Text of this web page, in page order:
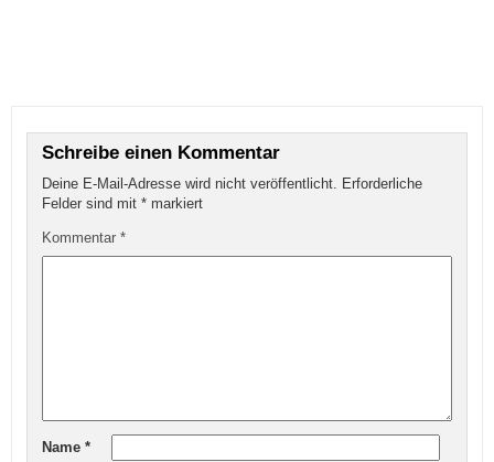
Schreibe einen Kommentar
Deine E-Mail-Adresse wird nicht veröffentlicht. Erforderliche
Felder sind mit *markiert
Kommentar *
Name *